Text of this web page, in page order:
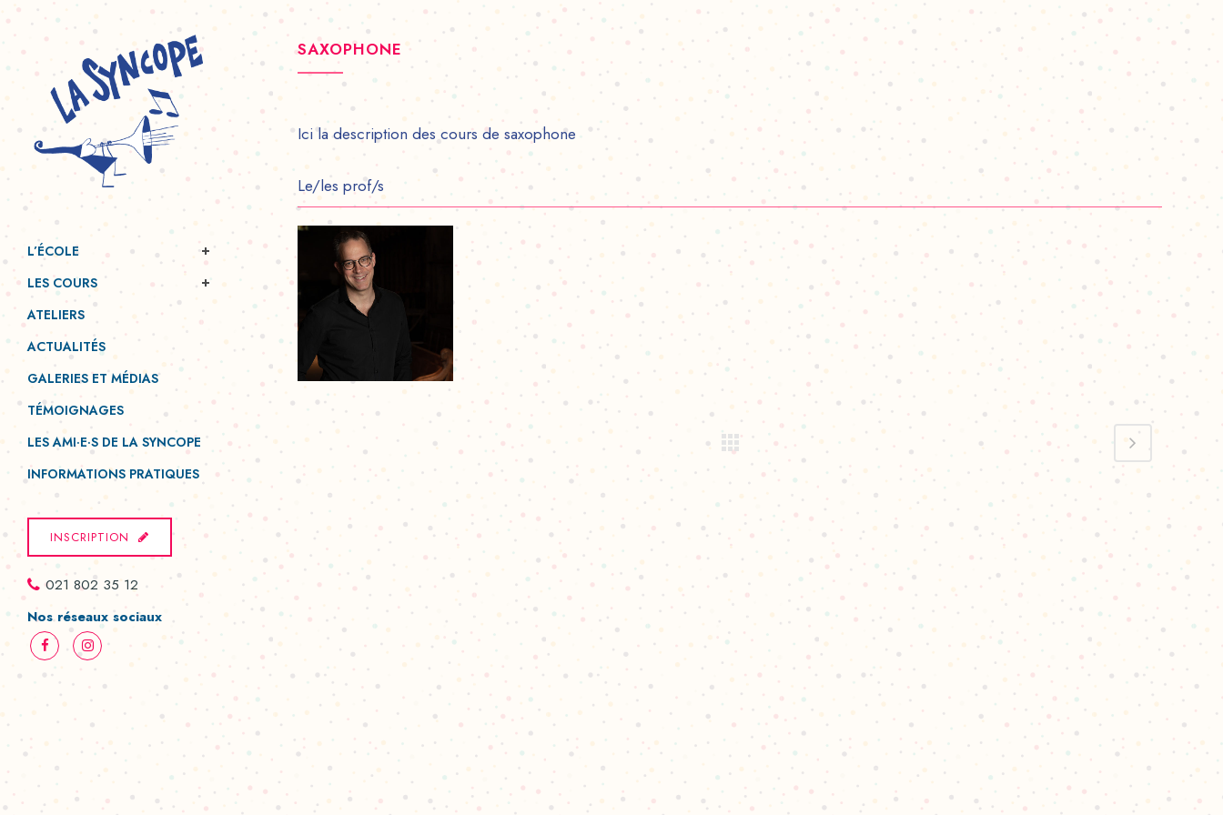
L’ÉCOLE
LES COURS
ATELIERS
ACTUALITÉS
GALERIES ET MÉDIAS
TÉMOIGNAGES
LES AMI·E·S DE LA SYNCOPE
INFORMATIONS PRATIQUES
INSCRIPTION
021 802 35 12
Nos réseaux sociaux
SAXOPHONE
Ici la description des cours de saxophone
Le/les prof/s